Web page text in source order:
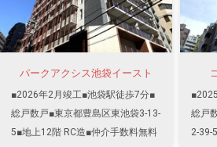
パークアクシス池袋イースト
■2026年2月竣工■池袋駅徒歩7分■
総戸数戸■東京都豊島区東池袋3-13-
5■地上12階 RC造■仲介手数料無料
総戸
2-39-